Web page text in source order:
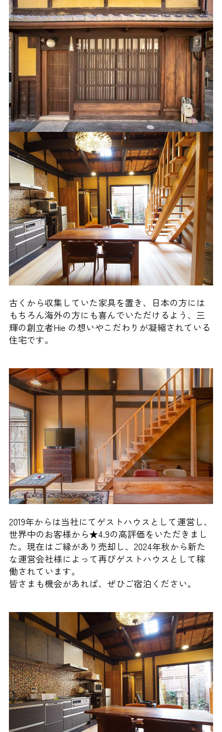
古くから収集していた家具を置き、日本の方には
もちろん海外の方にも喜んでいただけるよう、三
輝の創立者Hie の想いやこだわりが凝縮されている
住宅です。
2019年からは当社にてゲストハウスとして運営し、
世界中のお客様から★4.9の高評価をいただきまし
た。現在はご縁があり売却し、2024年秋から新た
な運営会社様によって再びゲストハウスとして稼
働されています。
皆さまも機会があれば、ぜひご宿泊ください。